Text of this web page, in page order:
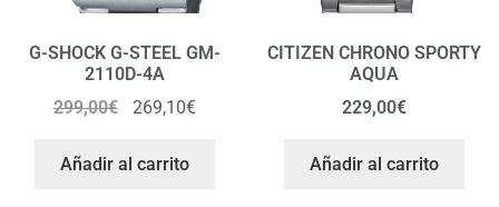
G-SHOCK G-STEEL GM-
2110D-4A
299,00€ 269,10€
Añadir al carrito
CITIZEN CHRONO SPORTY
AQUA
229,00€
Añadir al carrito